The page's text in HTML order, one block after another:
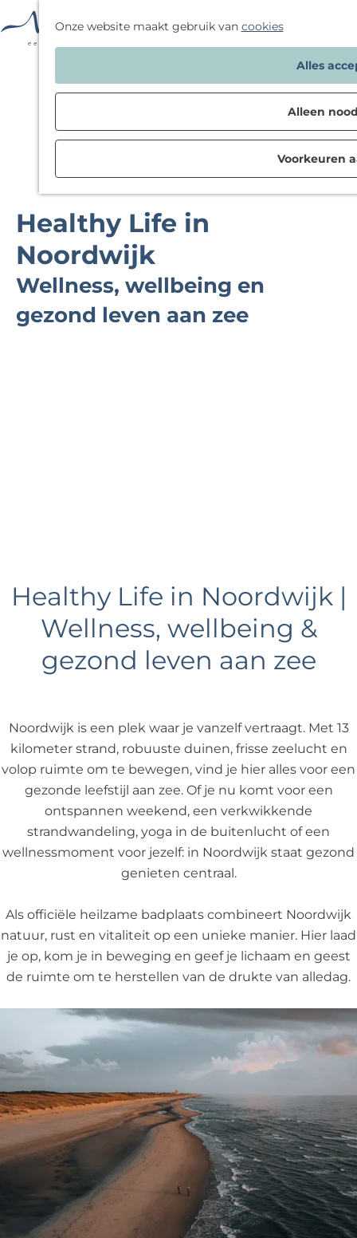
Onze website maakt gebruik van cookies
Alles
Alleen
Voorkeuren
a
v
o
r
i
e
t
e
Healthy Life in
Noordwijk
Wellness, wellbeing en
gezond leven aan zee
Healthy Life in Noordwijk |
Wellness, wellbeing &
gezond leven aan zee
Noordwijk is een plek waar je vanzelf vertraagt. Met 13
kilometer strand, robuuste duinen, frisse zeelucht en
volop ruimte om te bewegen, vind je hier alles voor een
gezonde leefstijl aan zee. Of je nu komt voor een
ontspannen weekend, een verkwikkende
strandwandeling, yoga in de buitenlucht of een
wellnessmoment voor jezelf: in Noordwijk staat gezond
genieten centraal.
Als officiële heilzame badplaats combineert Noordwijk
natuur, rust en vitaliteit op een unieke manier. Hier laad
je op, kom je in beweging en geef je lichaam en geest
de ruimte om te herstellen van de drukte van alledag.